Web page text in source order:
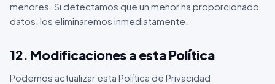
menores. Si detectamos que un menor ha proporcionado
datos, los eliminaremos inmediatamente.
12. Modificaciones a esta Política
Podemos actualizar esta Política de Privacidad